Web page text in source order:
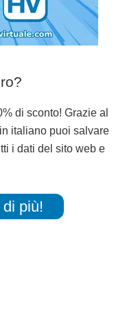
di sconto! Grazie al
italiano puoi salvare
i dati del sito web e
più!